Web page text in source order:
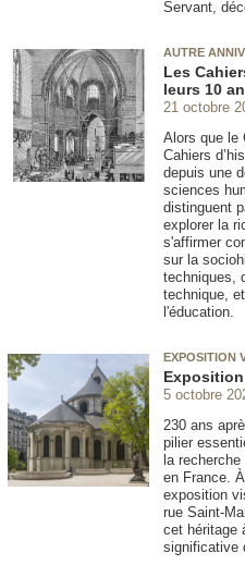
Servant,
AUTRE
Les
leurs 10
21 octobre
Alors que le
Cahiers
depuis une
sciences
distinguent
explorer la
s'affirmer
sur la
techniques,
technique,
l'éducation.
EXPOSITION
Exposition
5 octobre
230 ans
pilier
la
en France.
exposition
rue Saint-
cet héritage
significative